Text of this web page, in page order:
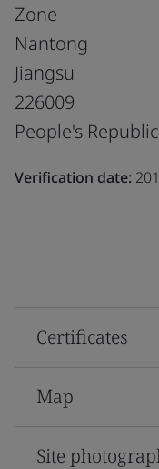
Zone
Nantong
Jiangsu
226009
People's
Verification date:
Certificates
Map
Site